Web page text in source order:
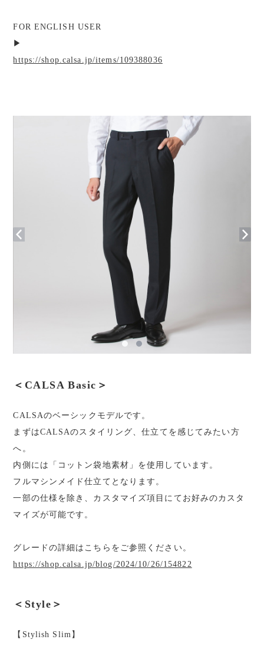
FOR ENGLISH USER
▶︎
https://shop.calsa.jp/items/109388036
＜CALSA Basic＞
CALSAのベーシックモデルです。
まずはCALSAのスタイリング、仕立てを感じてみたい方
へ。
内側には「コットン袋地素材」を使用しています。
フルマシンメイド仕立てとなります。
一部の仕様を除き、カスタマイズ項目にてお好みのカスタ
マイズが可能です。
グレードの詳細はこちらをご参照ください。
https://shop.calsa.jp/blog/2024/10/26/154822
＜Style＞
【Stylish Slim】